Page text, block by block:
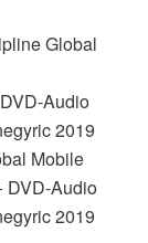
Global
Audio
2019
Mobile
DVD-Audio
2019